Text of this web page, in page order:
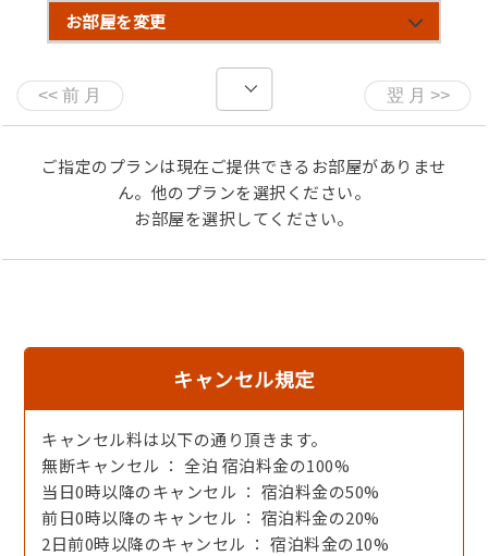
お部屋を変更
ご指定のプランは現在ご提供できるお部屋がありませ
ん。他のプランを選択ください。
お部屋を選択してください。
キャンセル規定
キャンセル料は以下の通り頂きます。
無断キャンセル ： 全泊 宿泊料金の100%
当日0時以降のキャンセル ： 宿泊料金の50%
前日0時以降のキャンセル ： 宿泊料金の20%
2日前0時以降のキャンセル ： 宿泊料金の10%